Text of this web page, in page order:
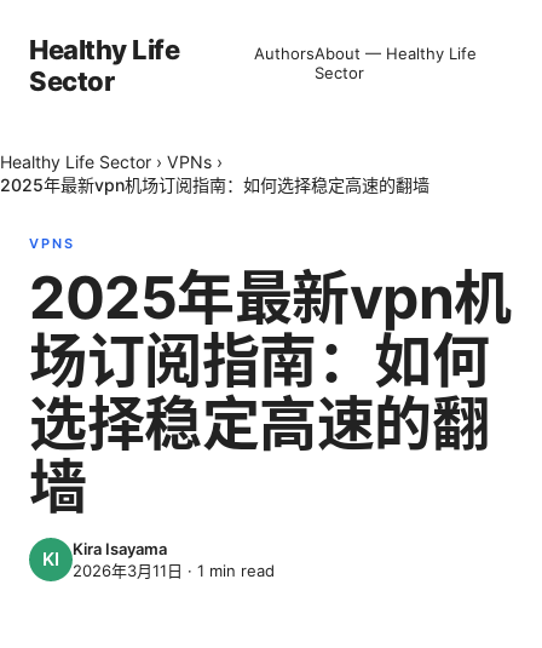
Healthy Life
Sector
AuthorsAbout — Healthy Life
Sector
Healthy Life Sector › VPNs ›
2025年最新vpn机场订阅指南：如何选择稳定高速的翻墙
VPNS
2025年最新vpn机
场订阅指南：如何
选择稳定高速的翻
墙
Kira Isayama
2026年3月11日 · 1 min read